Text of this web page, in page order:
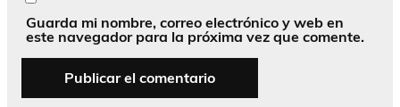
Guarda mi nombre, correo electrónico y web en
este navegador para la próxima vez que comente.